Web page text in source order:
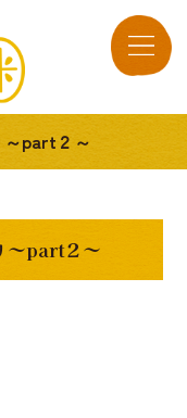
～part２～
～part２～